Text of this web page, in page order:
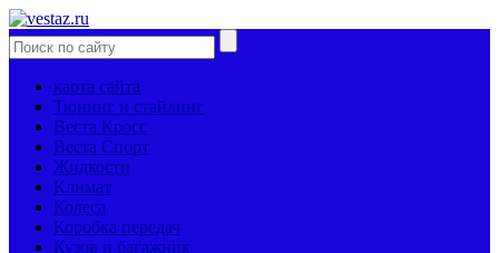
карта сайта
Тюнинг и стайлинг
Веста Кросс
Веста Спорт
Жидкости
Климат
Колеса
Коробка передач
Кузов и багажник